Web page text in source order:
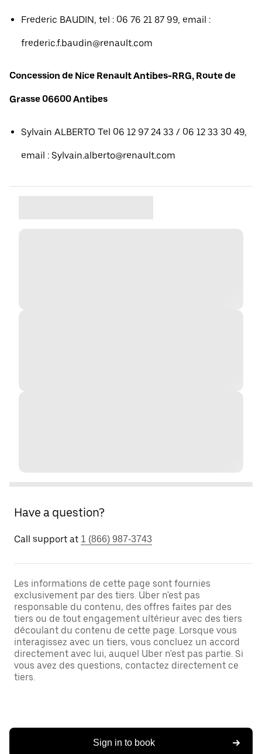
Frederic BAUDIN, tel : 06 76 21 87 99, email :
frederic.f.baudin@renault.com
Concession de Nice Renault Antibes-RRG, Route de
Grasse 06600 Antibes
Sylvain ALBERTO Tel 06 12 97 24 33 / 06 12 33 30 49,
email : Sylvain.alberto@renault.com
Have a question?
Call support at 1 (866) 987-3743
Les informations de cette page sont fournies
exclusivement par des tiers. Uber n'est pas
responsable du contenu, des offres faites par des
tiers ou de tout engagement ultérieur avec des tiers
découlant du contenu de cette page. Lorsque vous
interagissez avec un tiers, vous concluez un accord
directement avec lui, auquel Uber n'est pas partie. Si
vous avez des questions, contactez directement ce
tiers.
Sign in to book